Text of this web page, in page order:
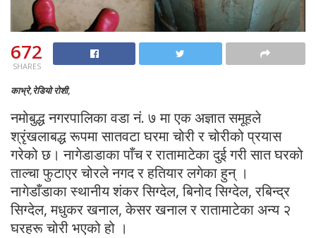
672
SHARES
काभ्रे,रेडियो रोशी,
नमोबुद्ध नगरपालिका वडा नं. ७ मा एक अज्ञात समूहले
श्रृंखलाबद्ध रूपमा सातवटा घरमा चोरी र चोरीको प्रयास
गरेको छ। नागेडाडाका पाँच र रातामाटेका दुई गरी सात घरको
ताल्चा फुटाएर चोरले नगद र हतियार लगेका हुन् ।
नागेडाँडाका स्थानीय शंकर सिग्देल, बिनोद सिग्देल, रबिन्द्र
सिग्देल, मधुकर खनाल, केसर खनाल र रातामाटेका अन्य २
घरहरू चोरी भएको हो ।